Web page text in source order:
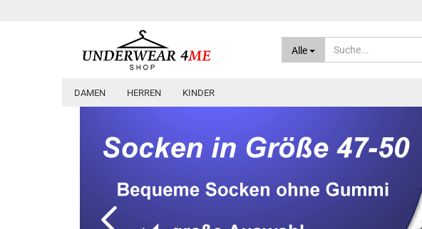
Alle
DAMEN HERREN KINDER